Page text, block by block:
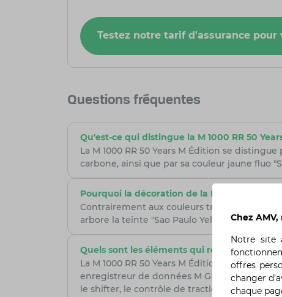
Testez notre tarif d'assurance pour
Questions fréquentes
Qu'est-ce qui distingue la M 1000 RR 50
La M 1000 RR 50 Years M Édition se
carbone, ainsi que par sa couleur jaune fluo
Pourquoi la décoration de la M 1000 RR 50
Contrairement aux couleurs traditionnelles
arbore la teinte "Sao Paulo Yellow", déjà
Quels sont les éléments qui rendent la M
La M 1000 RR 50 Years M Édition est
enregistreur de données M GPS-Laptrigger,
le shifter, le contrôle de traction et le
Chez
Notre site
offres
changer
chaque